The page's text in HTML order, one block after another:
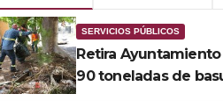
SERVICIOS PÚBLICOS
Retira
90 toneladas de